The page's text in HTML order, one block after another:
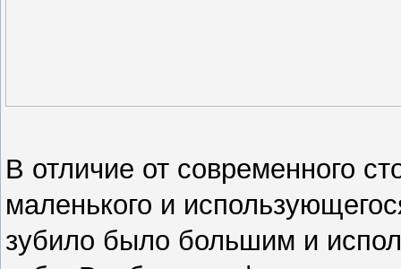
В отличие от современного
маленького и
зубило было большим и